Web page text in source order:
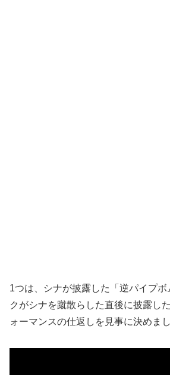
1つは、シナが披露した「逆パイプ
クがシナを蹴散らした直後に披露し
ォーマンスの仕返しを見事に決めまし